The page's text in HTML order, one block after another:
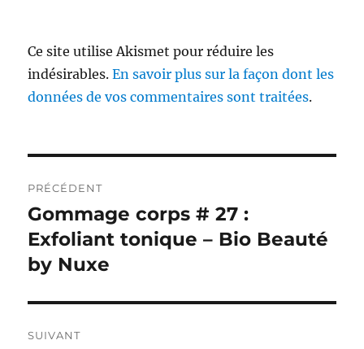
Ce site utilise Akismet pour réduire les
indésirables.En savoir plus sur la façon dont les
données de vos commentaires sont traitées.
de
l’article
PRÉCÉDENT
Publication
précédente :
Gommage corps # 27 :
Exfoliant tonique – Bio Beauté
by Nuxe
SUIVANT